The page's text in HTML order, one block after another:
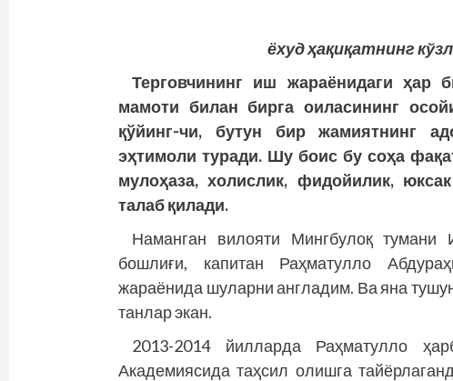
ёхуд ҳақиқатнинг
Терговчининг иш жараёнидаги ҳар
мамоти билан бирга оиласининг
қўйинг-чи, бутун бир жамиятнинг
эҳтимоли туради. Шу боис бу соҳа
мулоҳаза, холислик, фидойилик,
талаб қилади.
Наманган вилояти Мингбулоқ тумани
бошлиғи, капитан Раҳматулло
жараёнида шуларни англадим. Ва яна
танлар экан.
2013-2014 йилларда Раҳматулло
Академиясида таҳсил олишга